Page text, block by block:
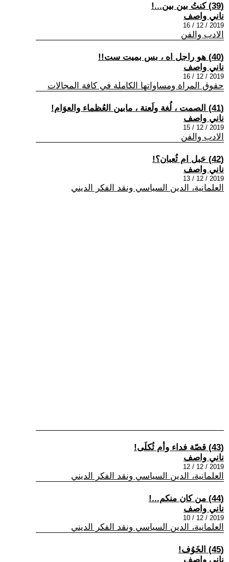
(39) كنتُ بين بين...!
ناني واصف
2019 / 12 / 16
الادب والفن
(40) هو راجل اه ، بس بميت ست!!
ناني واصف
2019 / 12 / 16
حقوق المراة ومساواتها الكاملة في كافة المجالات
(41) الصمت ، لُغة ولَعنة ، مابين العُظماء والعوَام!
ناني واصف
2019 / 12 / 15
الادب والفن
(42) حَبل ام ثُعبان؟!
ناني واصف
2019 / 12 / 13
العلمانية، الدين السياسي ونقد الفكر الديني
(43) قصّة فداء وأم ثُكلَى!
ناني واصف
2019 / 12 / 12
العلمانية، الدين السياسي ونقد الفكر الديني
(44) من كان منكم...!
ناني واصف
2019 / 12 / 10
العلمانية، الدين السياسي ونقد الفكر الديني
(45) الخَوُف!
ناني واصف